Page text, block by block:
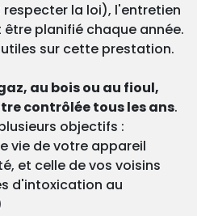
la loi), l'entretien
planifié chaque année.
sur cette prestation.
au bois ou au fioul,
contrôlée tous les ans.
objectifs :
vie de votre appareil
et celle de vos voisins
d'intoxication au